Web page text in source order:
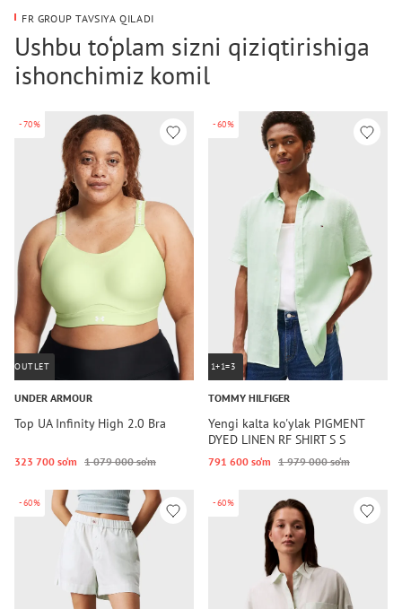
FR GROUP TAVSIYA QILADI
Ushbu to‘plam sizni qiziqtirishiga
ishonchimiz komil
-70%
OUTLET
UNDER ARMOUR
Top UA Infinity High 2.0 Bra
323 700 so‘m 1 079 000 so‘m
-60%
1+1=3
TOMMY HILFIGER
Yengi kalta ko'ylak PIGMENT
DYED LINEN RF SHIRT S S
791 600 so‘m 1 979 000 so‘m
-60% -60%